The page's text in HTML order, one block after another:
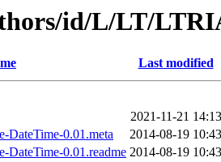
id/L/LT/
Last modified
2021-11-21 14:13
DateTime-0.01.meta
2014-08-19 10:43
DateTime-0.01.readme 2014-08-19 10:43